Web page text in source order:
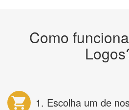
Como
1. Escolha um de